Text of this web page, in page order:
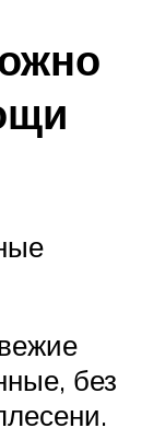
без